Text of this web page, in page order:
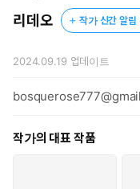
내 것이 된 거 축하해, 당
리데오
작가 신간 알림
2024.09.19 업데이트
작가의 대표 작품